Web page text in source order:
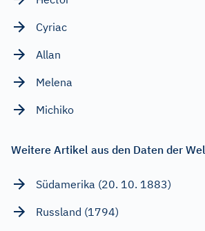
Cyriac
Allan
Melena
Michiko
Weitere Artikel aus den Daten der
Südamerika (20. 10. 1883)
Russland (1794)